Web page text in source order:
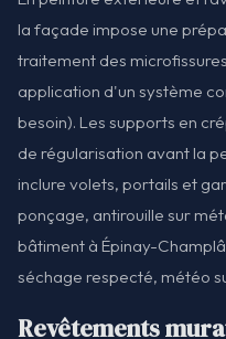
la façade impose une
traitement des
application d'un système
besoin). Les supports en
de régularisation avant la
inclure volets, portails et
ponçage, antirouille sur
bâtiment à Épinay-
séchage respecté, météo
Revêtements